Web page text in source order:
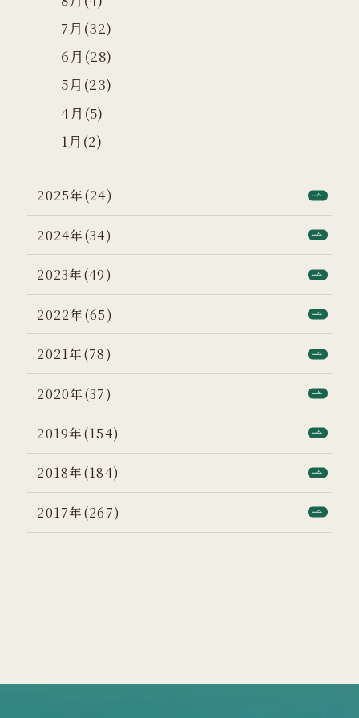
7月(32)
6月(28)
5月(23)
4月(5)
1月(2)
2025年(24)
2024年(34)
2023年(49)
2022年(65)
2021年(78)
2020年(37)
2019年(154)
2018年(184)
2017年(267)